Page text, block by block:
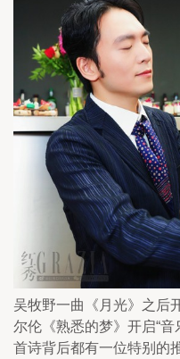
吴牧野一曲《月光》之后
尔伦《熟悉的梦》开启“
首诗背后都有一位特别的